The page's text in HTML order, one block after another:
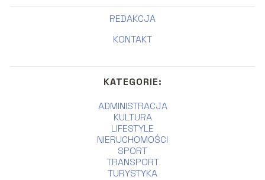
REDAKCJA
KONTAKT
KATEGORIE:
ADMINISTRACJA
KULTURA
LIFESTYLE
NIERUCHOMOŚCI
SPORT
TRANSPORT
TURYSTYKA